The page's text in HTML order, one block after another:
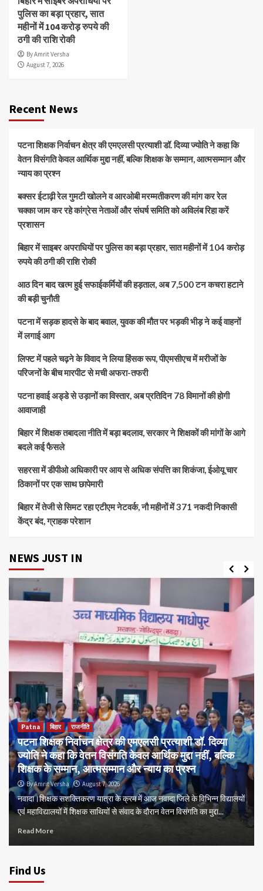
पुलिस का बड़ा प्रहार, सात
महीनों में 104 करोड़ रुपये की
ठगी की राशि रोकी
By Amrit Versha
August 7, 2026
Recent News
पटना शिक्षक निर्वाचन क्षेत्र की एमएलसी प्रत्याशी डॉ. दिव्या ज्योति ने कहा कि
वेतन विसंगति केवल आर्थिक मुद्दा नहीं, बल्कि शिक्षक के सम्मान, आत्मसम्मान और
न्याय का प्रश्न
बक्सर ईटाढ़ी रेल गुमटी खोलने व आरओबी मरम्मतीकरण की मांग कर रेल
चक्का जाम कर रहे कांग्रेस नेताओं और संघर्ष समिति को अविलंब रिहा करें
प्रशासन
बिहार में साइबर अपराधियों पर पुलिस का बड़ा प्रहार, सात महीनों में 104 करोड़
रुपये की ठगी की राशि रोकी
आठ दिन बाद खत्म हुई सफाईकर्मियों की हड़ताल, अब 7,500 टन कचरा हटाने
की बड़ी चुनौती
पटना में सड़क हादसे के बाद बवाल, युवक की मौत पर भड़की भीड़ ने कई वाहनों
में लगाई आग
लिफ्ट में पहले चढ़ने के विवाद ने लिया हिंसक रूप, पीएमसीएच में मरीजों के
परिजनों के बीच मारपीट से मची अफरा-तफरी
पटना हवाई अड्डे से उड़ानों का विस्तार, अब प्रतिदिन 78 विमानों की होगी
आवाजाही
बिहार में शिक्षक तबादला नीति में बड़ा बदलाव, सरकार ने शिक्षकों की मांगों के आगे
बदले कई फैसले
सहरसा में डीपीओ अधिकारी पर आय से अधिक संपत्ति का शिकंजा, ईओयू चार
ठिकानों पर एक साथ छापेमारी
बिहार में तेजी से सिमट रहा एटीएम नेटवर्क, नौ महीनों में 371 नकदी निकासी
केंद्र बंद, ग्राहक परेशान
NEWS JUST IN
Patna बिहार राजनीति
पटना शिक्षक निर्वाचन क्षेत्र की एमएलसी प्रत्याशी डॉ. दिव्या
ज्योति ने कहा कि वेतन विसंगति केवल आर्थिक मुद्दा नहीं, बल्कि
शिक्षक के सम्मान, आत्मसम्मान और न्याय का प्रश्न
By Amrit Versha August 7, 2026
नवादा।शिक्षक सशक्तिकरण यात्रा के क्रम में आज नवादा जिले के विभिन्न विद्यालयों
एवं महाविद्यालयों में शिक्षक साथियों से संवाद के दौरान वेतन विसंगति का मुद्दा...
Read More
Find Us